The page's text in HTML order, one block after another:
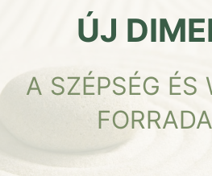
Tanfolyamok
TEREMBÉRLÉS
ÚJ
A SZÉPSÉG ÉS